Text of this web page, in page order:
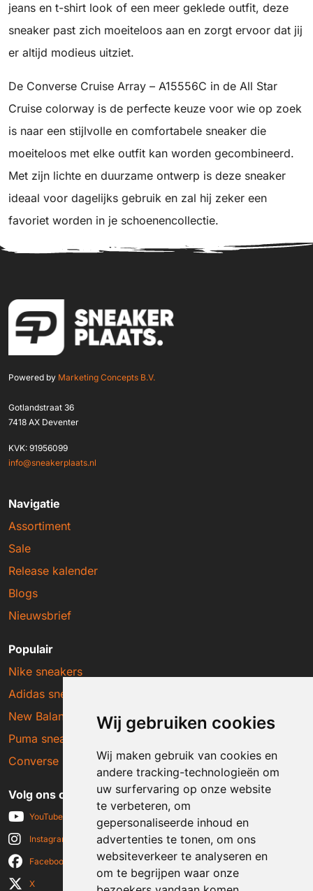
Wij gebruiken cookies
Wij maken gebruik van cookies en
andere tracking-technologieën om
uw surfervaring op onze website
te verbeteren, om
gepersonaliseerde inhoud en
advertenties te tonen, om ons
websiteverkeer te analyseren en
om te begrijpen waar onze
jeans en t-shirt look of een meer geklede outfit, deze
sneaker past zich moeiteloos aan en zorgt ervoor dat jij
er altijd modieus uitziet.
De Converse Cruise Array – A15556C in de All Star
Cruise colorway is de perfecte keuze voor wie op zoek
is naar een stijlvolle en comfortabele sneaker die
moeiteloos met elke outfit kan worden gecombineerd.
Met zijn lichte en duurzame ontwerp is deze sneaker
ideaal voor dagelijks gebruik en zal hij zeker een
favoriet worden in je schoenencollectie.
Powered by Marketing Concepts B.V.
Gotlandstraat 36
7418 AX Deventer
KVK: 91956099
info@sneakerplaats.nl
Navigatie
Assortiment
Sale
Release kalender
Blogs
Nieuwsbrief
Populair
Nike sneakers
Adidas sneakers
New Balance sneakers
Puma sneakers
Converse sneakers
Volg ons op social media
YouTube
Instagram
Facebook
X